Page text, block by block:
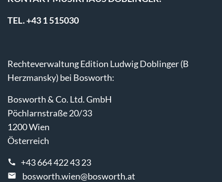
TEL. +43 1 515030
Rechteverwaltung Edition Ludwig Doblinger (B
Herzmansky) bei Bosworth:
Bosworth & Co. Ltd. GmbH
Pöchlarnstraße 20/33
1200 Wien
Österreich
+43 664 422 43 23
bosworth.wien@bosworth.at